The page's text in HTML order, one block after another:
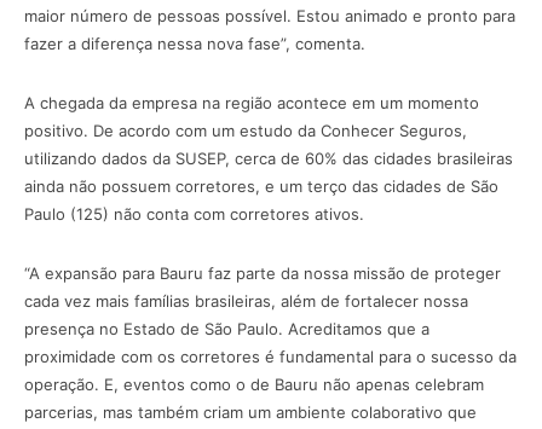
maior número de pessoas possível. Estou animado e pronto para
fazer a diferença nessa nova fase”, comenta.
A chegada da empresa na região acontece em um momento
positivo. De acordo com um estudo da Conhecer Seguros,
utilizando dados da SUSEP, cerca de 60% das cidades brasileiras
ainda não possuem corretores, e um terço das cidades de São
Paulo (125) não conta com corretores ativos.
“A expansão para Bauru faz parte da nossa missão de proteger
cada vez mais famílias brasileiras, além de fortalecer nossa
presença no Estado de São Paulo. Acreditamos que a
proximidade com os corretores é fundamental para o sucesso da
operação. E, eventos como o de Bauru não apenas celebram
parcerias, mas também criam um ambiente colaborativo que